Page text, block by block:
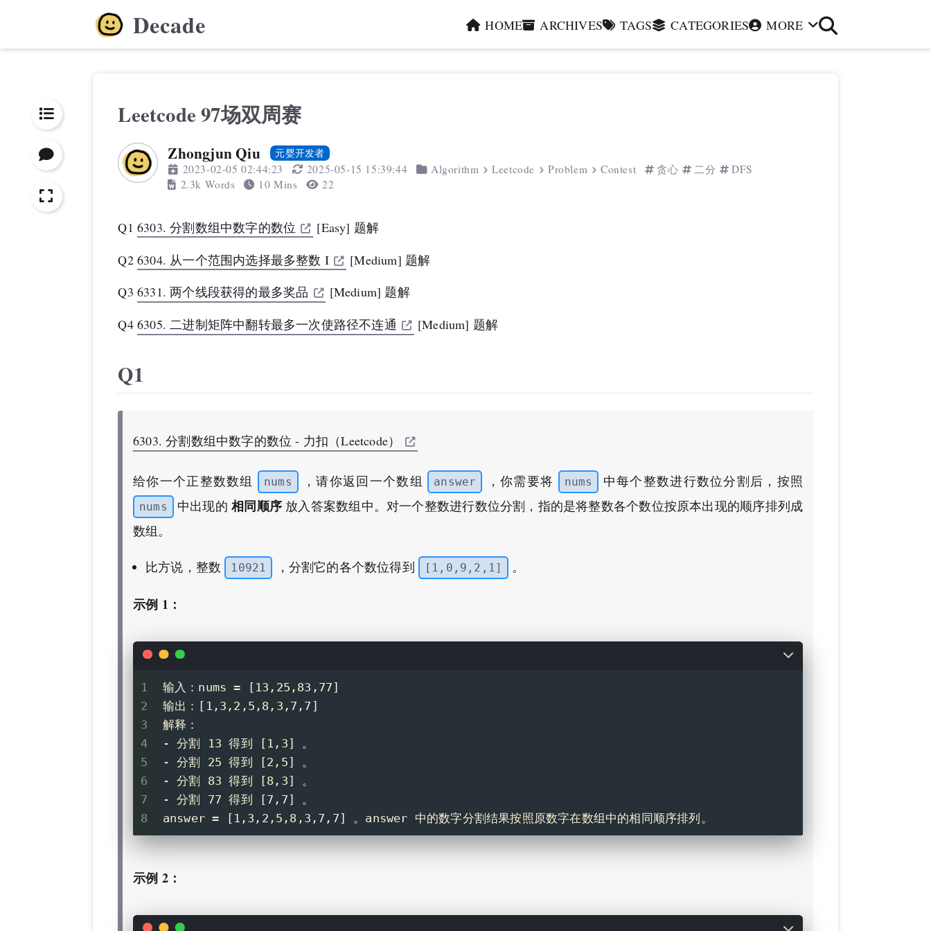
Decade HOME ARCHIVES TAGS CATEGORIES MORE
Leetcode 97场双周赛
Zhongjun Qiu 元婴开发者
2023-02-05 02:44:23 2025-05-15 15:39:44 Algorithm Leetcode Problem Contest 贪心 二分
DFS
2.3k Words
10 Mins 22
Q16303. 分割数组中数字的数位
[Easy] 题解
Q26304. 从一个范围内选择最多整数 I
[Medium] 题解
Q36331. 两个线段获得的最多奖品
[Medium] 题解
Q46305. 二进制矩阵中翻转最多一次使路径不连通 [Medium] 题解
Q1
6303. 分割数组中数字的数位 - 力扣（Leetcode）
给你一个正整数数组 nums ，请你返回一个数组 answer ，你需要将 nums 中每个整数进行数位分割后，按照
nums 中出现的相同顺序放入答案数组中。对一个整数进行数位分割，指的是将整数各个数位按原本出现的顺序排列成
数组。
比方说，整数 10921 ，分割它的各个数位得到 [1,0,9,2,1] 。
示例 1：
1
2
3
4
5
6
7
8
输入：nums = [13,25,83,77]
输出：[1,3,2,5,8,3,7,7]
解释：
- 分割 13 得到 [1,3] 。
- 分割 25 得到 [2,5] 。
- 分割 83 得到 [8,3] 。
- 分割 77 得到 [7,7] 。
answer = [1,3,2,5,8,3,7,7] 。answer 中的数字分割结果按照原数字在数组中的相同顺序排列。
示例 2：